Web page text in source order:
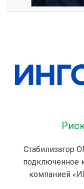
Стабилизатор
подключенное
компанией